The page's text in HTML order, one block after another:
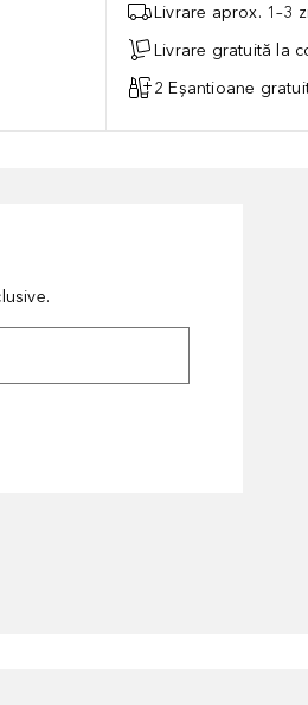
Livrare aprox. 1–3
Livrare gratuită la
2 Eșantioane